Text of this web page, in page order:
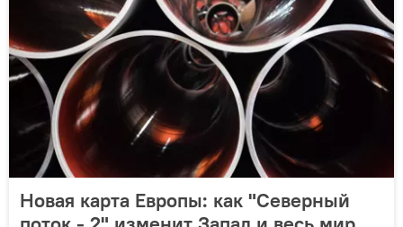
Новая карта Европы: как "Северный